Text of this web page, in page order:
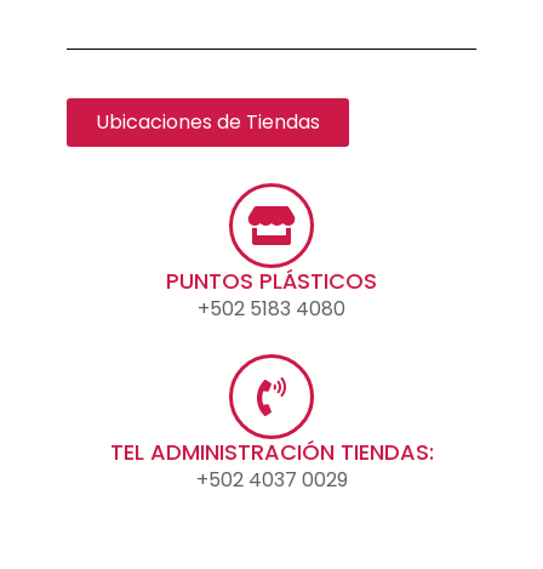
Ubicaciones de Tiendas
PUNTOS PLÁSTICOS
+502 5183 4080
TEL ADMINISTRACIÓN TIENDAS:
+502 4037 0029